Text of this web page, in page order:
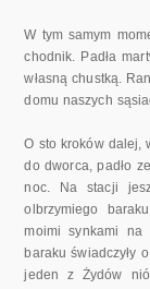
W tym samym
chodnik. Padła
własną chustką.
domu naszych
O sto kroków dalej,
do dworca, padło
noc. Na stacji
olbrzymiego
moimi synka­mi na
baraku świadczyły
jeden z Żydów